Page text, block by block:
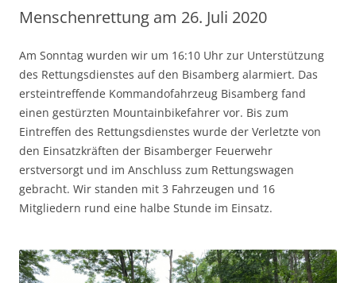
Menschenrettung am 26. Juli 2020
Am Sonntag wurden wir um 16:10 Uhr zur Unterstützung
des Rettungsdienstes auf den Bisamberg alarmiert. Das
ersteintreffende Kommandofahrzeug Bisamberg fand
einen gestürzten Mountainbikefahrer vor. Bis zum
Eintreffen des Rettungsdienstes wurde der Verletzte von
den Einsatzkräften der Bisamberger Feuerwehr
erstversorgt und im Anschluss zum Rettungswagen
gebracht. Wir standen mit 3 Fahrzeugen und 16
Mitgliedern rund eine halbe Stunde im Einsatz.